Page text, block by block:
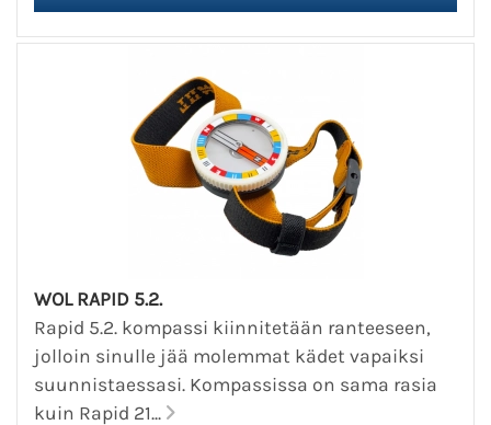
WOL RAPID 5.2.
Rapid 5.2. kompassi kiinnitetään ranteeseen,
jolloin sinulle jää molemmat kädet vapaiksi
suunnistaessasi. Kompassissa on sama rasia
kuin Rapid 21...